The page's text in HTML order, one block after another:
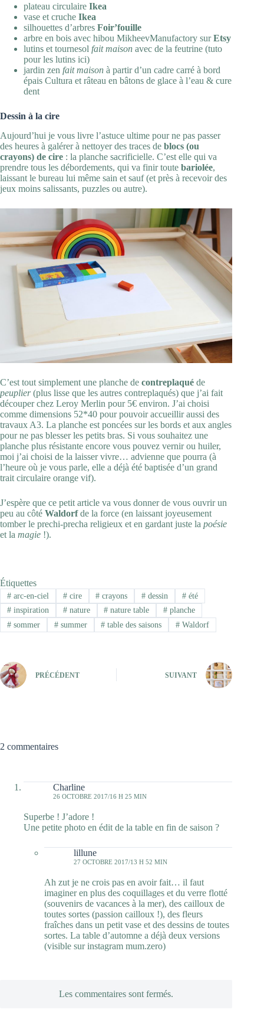
plateau circulaire Ikea
vase et cruche Ikea
silhouettes d’arbres Foir’fouille
arbre en bois avec hibou MikheevManufactory surEtsy
lutins et tournesol fait maison avec de la feutrine (tuto
pour les lutins ici)
jardin zen fait maison à partir d’un cadre carré à bord
épais Cultura et râteau en bâtons de glace à l’eau & cure
dent
Dessin à la cire
Aujourd’hui je vous livre l’astuce ultime pour ne pas passer
des heures à galérer à nettoyer des traces de blocs (ou
crayons) de cire : la planche sacrificielle. C’est elle qui va
prendre tous les débordements, qui va finir toute bariolée,
laissant le bureau lui même sain et sauf (et près à recevoir des
jeux moins salissants, puzzles ou autre).
C’est tout simplement une planche de contreplaqué de
peuplier(plus lisse que les autres contreplaqués) que j’ai fait
découper chez Leroy Merlin pour 5€ environ. J’ai choisi
comme dimensions 52*40 pour pouvoir accueillir aussi des
travaux A3. La planche est poncées sur les bords et aux angles
pour ne pas blesser les petits bras. Si vous souhaitez une
planche plus résistante encore vous pouvez vernir ou huiler,
moi j’ai choisi de la laisser vivre… advienne que pourra (à
l’heure où je vous parle, elle a déjà été baptisée d’un grand
trait circulaire orange vif).
J’espère que ce petit article va vous donner de vous ouvrir un
peu au côté Waldorfde la force (en laissant joyeusement
tomber le prechi-precha religieux et en gardant juste la poésie
et la magie !).
Étiquettes
#arc-en-ciel #cire # crayons # dessin # été
#inspiration #nature # nature table # planche
#sommer #summer # table des saisons # Waldorf
PRÉCÉDENT SUIVANT
2 commentaires
Charline
26 OCTOBRE 2017/16 H 25 MIN
Superbe ! J’adore !
Une petite photo en édit de la table en fin de saison ?
lillune
27 OCTOBRE 2017/13 H 52 MIN
Ah zut je ne crois pas en avoir fait… il faut
imaginer en plus des coquillages et du verre flotté
(souvenirs de vacances à la mer), des cailloux de
toutes sortes (passion cailloux !), des fleurs
fraîches dans un petit vase et des dessins de toutes
sortes. La table d’automne a déjà deux versions
(visible sur instagram mum.zero)
Les commentaires sont fermés.